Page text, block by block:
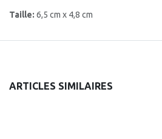
Taille: 6,5 cm x 4,8 cm
ARTICLES SIMILAIRES